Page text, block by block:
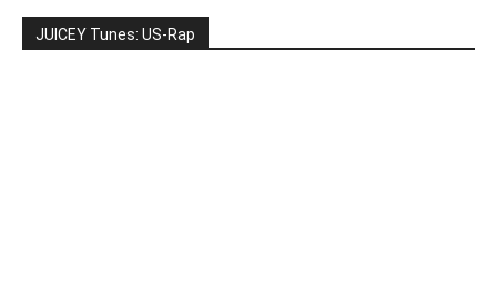
JUICEY Tunes: US-Rap